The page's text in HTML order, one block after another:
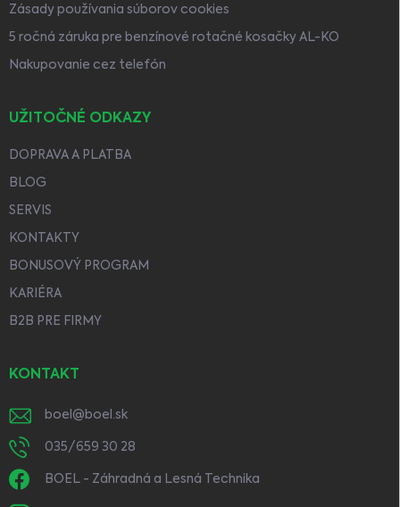
Zásady používania súborov cookies
5 ročná záruka pre benzínové rotačné kosačky AL-KO
Nakupovanie cez telefón
UŽITOČNÉ ODKAZY
DOPRAVA A PLATBA
BLOG
SERVIS
KONTAKTY
BONUSOVÝ PROGRAM
KARIÉRA
B2B PRE FIRMY
KONTAKT
boel @ boel.sk
035/659 30 28
BOEL - Záhradná a Lesná Technika